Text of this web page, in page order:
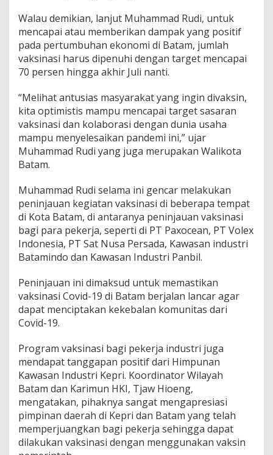
Walau demikian, lanjut Muhammad Rudi, untuk
mencapai atau memberikan dampak yang positif
pada pertumbuhan ekonomi di Batam, jumlah
vaksinasi harus dipenuhi dengan target mencapai
70 persen hingga akhir Juli nanti.
“Melihat antusias masyarakat yang ingin divaksin,
kita optimistis mampu mencapai target sasaran
vaksinasi dan kolaborasi dengan dunia usaha
mampu menyelesaikan pandemi ini,” ujar
Muhammad Rudi yang juga merupakan Walikota
Batam.
Muhammad Rudi selama ini gencar melakukan
peninjauan kegiatan vaksinasi di beberapa tempat
di Kota Batam, di antaranya peninjauan vaksinasi
bagi para pekerja, seperti di PT Paxocean, PT Volex
Indonesia, PT Sat Nusa Persada, Kawasan industri
Batamindo dan Kawasan Industri Panbil.
Peninjauan ini dimaksud untuk memastikan
vaksinasi Covid-19 di Batam berjalan lancar agar
dapat menciptakan kekebalan komunitas dari
Covid-19.
Program vaksinasi bagi pekerja industri juga
mendapat tanggapan positif dari Himpunan
Kawasan Industri Kepri. Koordinator Wilayah
Batam dan Karimun HKI, Tjaw Hioeng,
mengatakan, pihaknya sangat mengapresiasi
pimpinan daerah di Kepri dan Batam yang telah
memperjuangkan bagi pekerja sehingga dapat
dilakukan vaksinasi dengan menggunakan vaksin